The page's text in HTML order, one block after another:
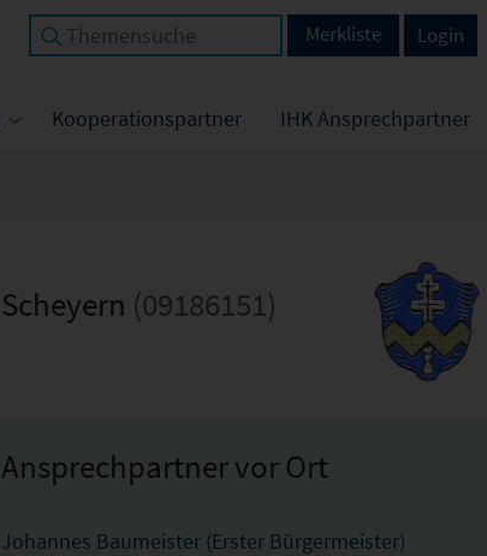
Kooperationspartner IHK Ansprechpartner
Login
Merkliste
Scheyern (09186151)
Ansprechpartner vor Ort
Johannes Baumeister (Erster Bürgermeister)